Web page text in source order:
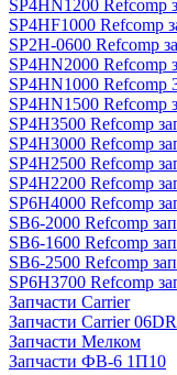
SP4HN1200 Refcomp
SP4HF1000 Refcomp
SP2H-0600 Refcomp
SP4HN2000 Refcomp
SP4HN1000 Refcomp
SP4HN1500 Refcomp
SP4H3500 Refcomp
SP4H3000 Refcomp
SP4H2500 Refcomp
SP4H2200 Refcomp
SP6H4000 Refcomp
SB6-2000 Refcomp
SB6-1600 Refcomp
SB6-2500 Refcomp
SP6H3700 Refcomp
Запчасти Carrier
Запчасти Carrier
Запчасти Мелком
Запчасти ФВ-6 1П10